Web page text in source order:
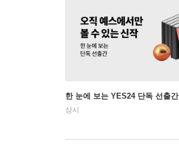
한 눈에 보는 YES24 단독 선출간
상시